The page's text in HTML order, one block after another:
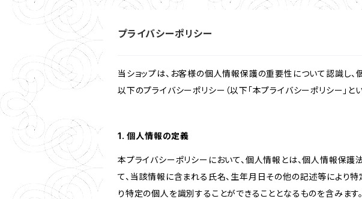
プライバシーポリシー
当ショップは、お客様の個人情報保護の重要性について認識し、
以下のプライバシーポリシー（以下「本プライバシーポリシー」と
1. 個人情報の定義
本プライバシーポリシーにおいて、個人情報とは、個人情報保
て、当該情報に含まれる氏名、生年月日その他の記述等により
り特定の個人を識別することができることとなるものを含みます